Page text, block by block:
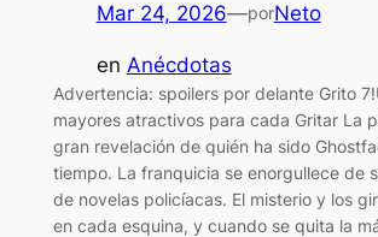
Mar 24, 2026—porNeto
en Anécdotas
Advertencia: spoilers por delante Grito
mayores atractivos para cada Gritar La
gran revelación de quién ha sido
tiempo. La franquicia se enorgullece de
de novelas policíacas. El misterio y los
en cada esquina, y cuando se quita la